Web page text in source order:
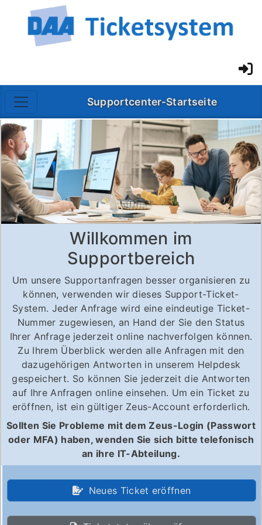
Supportcenter-Startseite
Willkommen im
Supportbereich
Um unsere Supportanfragen besser organisieren zu
können, verwenden wir dieses Support-Ticket-
System. Jeder Anfrage wird eine eindeutige Ticket-
Nummer zugewiesen, an Hand der Sie den Status
Ihrer Anfrage jederzeit online nachverfolgen können.
Zu Ihrem Überblick werden alle Anfragen mit den
dazugehörigen Antworten in unserem Helpdesk
gespeichert. So können Sie jederzeit die Antworten
auf Ihre Anfragen online einsehen. Um ein Ticket zu
eröffnen, ist ein gültiger Zeus-Account erforderlich.
Sollten Sie Probleme mit dem Zeus-Login (Passwort
oder MFA) haben, wenden Sie sich bitte telefonisch
an ihre IT-Abteilung.
Neues Ticket eröffnen